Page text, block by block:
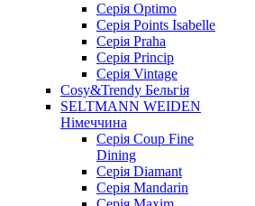
Серія Optimo
Серія Points Isabelle
Серія Praha
Серія Princip
Серія Vintage
Cosy&Trendy Бельгія
SELTMANN WEIDEN
Німеччина
Cерія Coup Fine
Dining
Cерія Diamant
Cерія Mandarin